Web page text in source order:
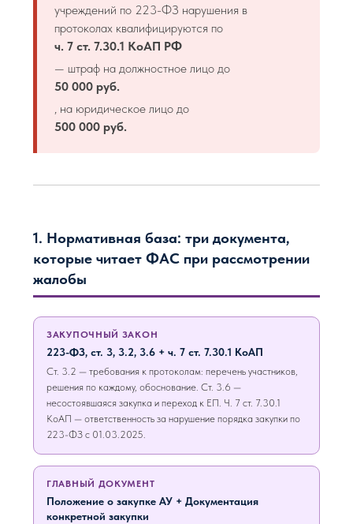
учреждений по 223-ФЗ нарушения в
протоколах квалифицируются по
ч. 7 ст. 7.30.1 КоАП РФ
— штраф на должностное лицо до
50 000 руб.
, на юридическое лицо до
500 000 руб.
1. Нормативная база: три документа,
которые читает ФАС при рассмотрении
жалобы
ЗАКУПОЧНЫЙ ЗАКОН
223-ФЗ, ст. 3, 3.2, 3.6 + ч. 7 ст. 7.30.1 КоАП
Ст. 3.2 — требования к протоколам: перечень участников,
решения по каждому, обоснование. Ст. 3.6 —
несостоявшаяся закупка и переход к ЕП. Ч. 7 ст. 7.30.1
КоАП — ответственность за нарушение порядка закупки по
223-ФЗ с 01.03.2025.
ГЛАВНЫЙ ДОКУМЕНТ
Положение о закупке АУ + Документация
конкретной закупки